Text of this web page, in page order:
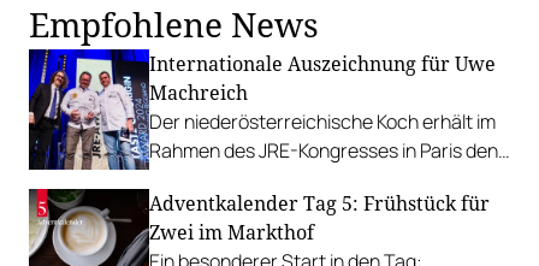
Empfohlene News
Internationale Auszeichnung für Uwe
Machreich
Der niederösterreichische Koch erhält im
Rahmen des JRE-Kongresses in Paris den
Adventkalender Tag 5: Frühstück für
Zwei im Markthof